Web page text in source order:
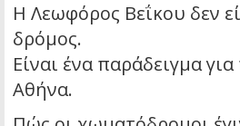
Η Λεωφόρος Βεΐκου δεν
δρόμος.
Είναι ένα παράδειγμα
Αθήνα.